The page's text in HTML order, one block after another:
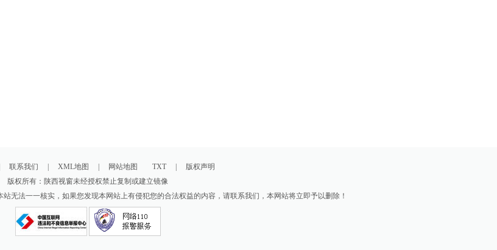
联系我们 XML地图 网站地图 TXT
版权声明
版权所有：陕西视窗未经授权禁止复制或建立镜像
无法一一核实，如果您发现本网站上有侵犯您的合法权益的内容，请联系我们，本网站将立即予以删除！